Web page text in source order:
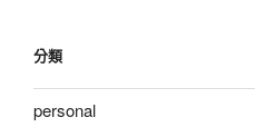
分類
personal